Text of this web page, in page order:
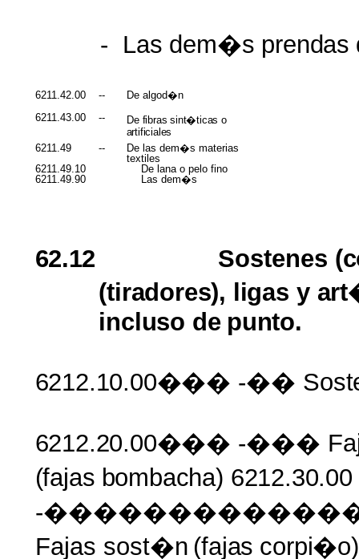
- Las dem�s prendas
6211.42.00 --
De algod�n
6211.43.00
-- De fibras sint�ticas o
artificiales
6211.49
--
De las dem�s materias
textiles
6211.49.10
De lana o pelo fino
6211.49.90
Las dem�s
62.12 Sostenes
(tiradores), ligas y
incluso de punto.
6212.10.00��� -��
6212.20.00��� -���
(fajas bombacha) 6212.30.00
-
Fajas sost�n (fajas corpi�o)